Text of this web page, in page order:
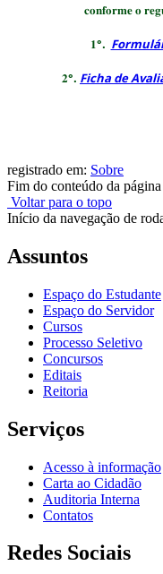
𝐜𝐨𝐧𝐟𝐨𝐫𝐦𝐞 𝐨
𝟏°.
𝟐°. Ficha de
registrado em: Sobre
Fim do conteúdo da página
Voltar para o topo
Início da navegação de
Assuntos
Espaço do Estudante
Espaço do Servidor
Cursos
Processo Seletivo
Concursos
Editais
Reitoria
Serviços
Acesso à informação
Carta ao Cidadão
Auditoria Interna
Contatos
Redes Sociais